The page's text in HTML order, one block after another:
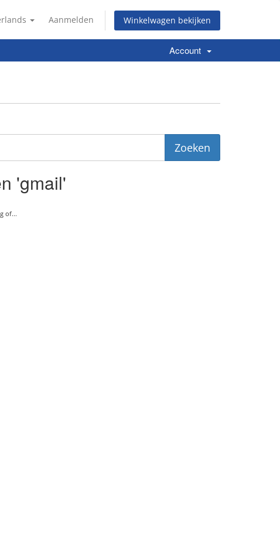
Aanmelden Winkelwagen bekijken
Account
'gmail'
of...